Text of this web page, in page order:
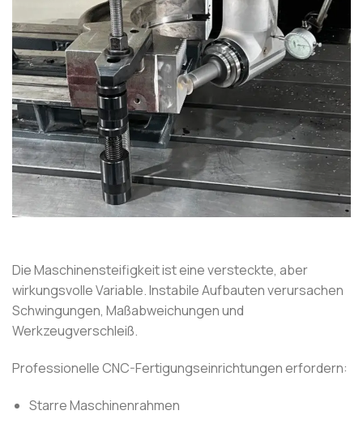
Die Maschinensteifigkeit ist eine versteckte, aber
wirkungsvolle Variable. Instabile Aufbauten verursachen
Schwingungen, Maßabweichungen und
Werkzeugverschleiß.
Professionelle CNC-Fertigungseinrichtungen erfordern:
Starre Maschinenrahmen